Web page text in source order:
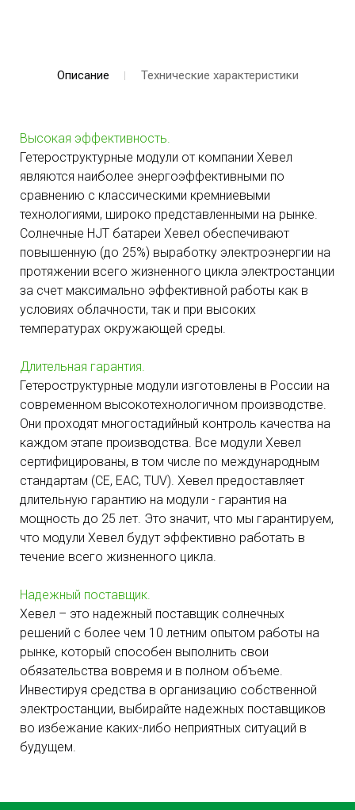
Описание Технические характеристики
Высокая эффективность.
Гетероструктурные модули от компании Хевел
являются наиболее энергоэффективными по
сравнению с классическими кремниевыми
технологиями, широко представленными на рынке.
Солнечные HJT батареи Хевел обеспечивают
повышенную (до 25%) выработку электроэнергии на
протяжении всего жизненного цикла электростанции
за счет максимально эффективной работы как в
условиях облачности, так и при высоких
температурах окружающей среды.
Длительная гарантия.
Гетероструктурные модули изготовлены в России на
современном высокотехнологичном производстве.
Они проходят многостадийный контроль качества на
каждом этапе производства. Все модули Хевел
сертифицированы, в том числе по международным
стандартам (CE, EAC, TUV). Хевел предоставляет
длительную гарантию на модули - гарантия на
мощность до 25 лет. Это значит, что мы гарантируем,
что модули Хевел будут эффективно работать в
течение всего жизненного цикла.
Надежный поставщик.
Хевел – это надежный поставщик солнечных
решений с более чем 10 летним опытом работы на
рынке, который способен выполнить свои
обязательства вовремя и в полном объеме.
Инвестируя средства в организацию собственной
электростанции, выбирайте надежных поставщиков
во избежание каких-либо неприятных ситуаций в
будущем.